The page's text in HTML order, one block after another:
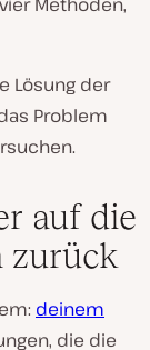
Lösung der
Problem
auf die
zurück
deinem
die die